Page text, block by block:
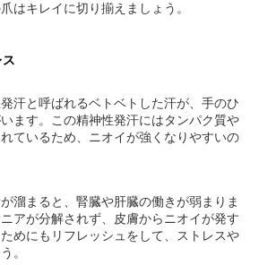
はキレイに切り揃えましょう。
汗と呼ばれるベトベトした汗が、手のひ
ます。この精神性発汗にはタンパク質や
ているため、ニオイが強くなりやすいの
溜まると、腎臓や肝臓の働きが弱まりま
アが分解されず、皮膚からニオイが発す
めにもリフレッシュをして、ストレスや
。